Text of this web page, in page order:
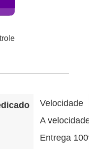
Velocidade
A velocidade
Entrega